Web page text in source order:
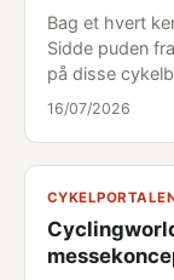
Bag et hvert
Sidde puden
på disse
16/07/2026